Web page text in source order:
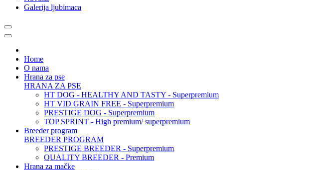
Galerija ljubimaca
Home
O nama
Hrana za pse
HRANA ZA PSE
HT DOG - HEALTHY AND TASTY - Superpremium
HT VID GRAIN FREE - Superpremium
PRESTIGE DOG - Superpremium
TOP SPRINT - High premium/ superpremium
Breeder program
BREEDER PROGRAM
PRESTIGE BREEDER - Superpremium
QUALITY BREEDER - Premium
Hrana za mačke